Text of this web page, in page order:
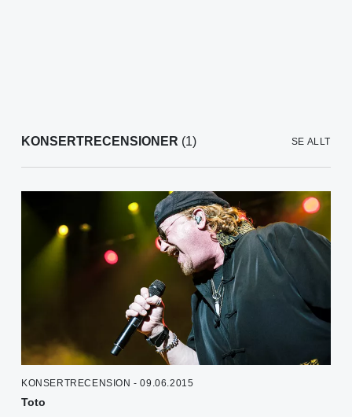
KONSERTRECENSIONER (1) SE ALLT
KONSERTRECENSION - 09.06.2015
Toto